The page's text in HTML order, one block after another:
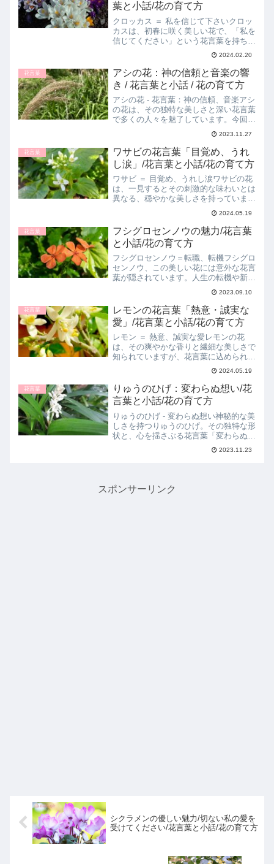
葉と小話/花の育て方
クロッカス ＝ 私を信じて下さいクロッ
カスは、初春に咲く美しい花で、「私を
信じてください」という花言葉を持ちま
す。この記事では、クロッカスの花言葉
の意味やその由来、花の特徴、育て方、
そしてこの花言葉をテーマにした小話を
ご紹介します。クロッカ...
2024.02.20
花言葉
アシの花：神の信頼と音楽の響
き / 花言葉と小話 / 花の育て方
アシの花 - 花言葉：神の信頼、音楽アシ
の花は、その独特な美しさと深い花言葉
で多くの人々を魅了しています。今回
は、この魅力的な花に隠された意味や由
来、そして育て方までをご紹介します。
アシの花と花言葉の解説アシの花の花言
葉「神の信頼」と「音楽...
2023.11.27
花言葉
ワサビの花言葉「目覚め、うれ
し涙」/花言葉と小話/花の育て方
ワサビ ＝ 目覚め、うれし涙ワサビの花
は、一見するとその刺激的な味わいとは
異なる、穏やかな美しさを持っていま
す。この記事では、ワサビの意外な花言
葉「目覚め、うれし涙」について掘り下
げていきます。ワサビの花言葉「目覚
め、うれし涙」とその由来「...
2024.05.19
花言葉
フシグロセンノウの魅力/花言葉
と小話/花の育て方
フシグロセンノウ＝転職、転機フシグロ
センノウ、この美しい花には意外な花言
葉が隠されています。人生の転機や新た
なステージへの一歩を、どのようにこの
花がサポートしてくれるのでしょうか。
一緒に深堀りしていきましょう。花言葉
の解説と由来フシグロセン...
2023.09.10
花言葉
レモンの花言葉「熱意・誠実な
愛」/花言葉と小話/花の育て方
レモン ＝ 熱意、誠実な愛レモンの花
は、その爽やかな香りと繊細な美しさで
知られていますが、花言葉に込められた
意味はさらに心を動かします。今回は、
レモンの花とその花言葉「熱意・誠実な
愛」について深掘りしてみましょう。レ
モンの花言葉「熱意・誠実...
2024.05.19
花言葉
りゅうのひげ：変わらぬ想い/花
言葉と小話/花の育て方
りゅうのひげ - 変わらぬ想い神秘的な美
しさを持つりゅうのひげ。その独特な形
状と、心を揺さぶる花言葉「変わらぬ想
い」にはどのような意味が込められてい
るのでしょうか。この記事では、りゅう
2023.11.23
スポンサーリンク
シクラメンの優しい魅力/切ない私の愛を
受けてください/花言葉と小話/花の育て方